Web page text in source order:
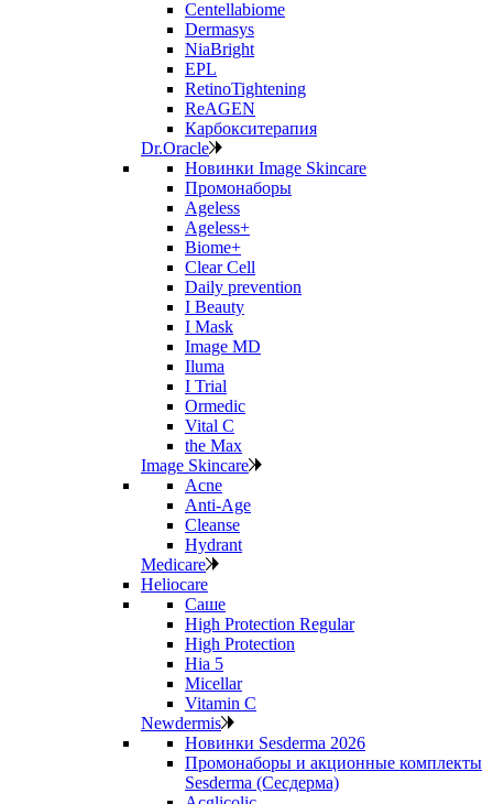
Centellabiome
Dermasys
NiaBright
EPL
RetinoTightening
ReAGEN
Карбокситерапия
Dr.Oracle
Новинки Image Skincare
Промонаборы
Ageless
Ageless+
Biome+
Clear Cell
Daily prevention
I Beauty
I Mask
Image MD
Iluma
I Trial
Ormedic
Vital C
the Max
Image Skincare
Acne
Anti‑Age
Cleanse
Hydrant
Medicare
Heliocare
Саше
High Protection Regular
High Protection
Hia 5
Micellar
Vitamin C
Newdermis
Новинки Sesderma 2026
Промонаборы и акционные комплекты
Sesderma (Сесдерма)